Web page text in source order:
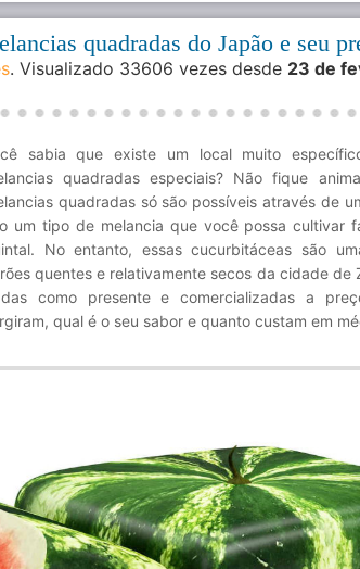
quadradas do Japão e seu
. Visualizado 33606 vezes desde 23 de
sabia que existe um local muito
quadradas especiais? Não fique
quadradas só são possíveis através de
um tipo de melancia que você possa cultivar
No entanto, essas cucurbitáceas são
quentes e relativamente secos da cidade de
como presente e comercializadas a
qual é o seu sabor e quanto custam em